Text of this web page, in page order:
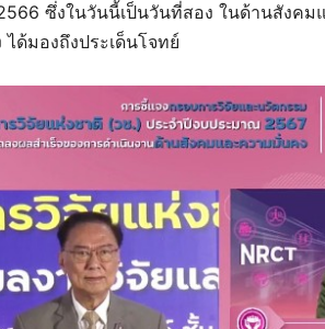
ซึ่งในวันนี้เป็นวันที่สอง ในด้านสังค
ด้มองถึงประเด็นโจทย์